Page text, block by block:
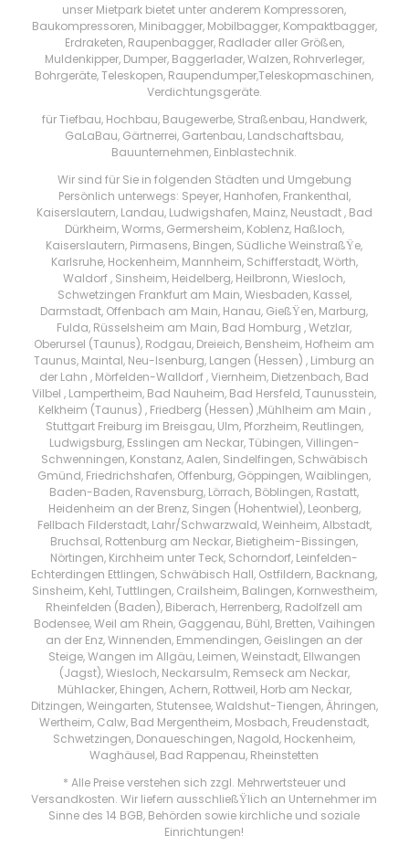
unser Mietpark bietet unter anderem Kompressoren,
Baukompressoren, Minibagger, Mobilbagger, Kompaktbagger,
Erdraketen, Raupenbagger, Radlader aller Größen,
Muldenkipper, Dumper, Baggerlader, Walzen, Rohrverleger,
Bohrgeräte, Teleskopen, Raupendumper,Teleskopmaschinen,
Verdichtungsgeräte.
für Tiefbau, Hochbau, Baugewerbe, Straßenbau, Handwerk,
GaLaBau, Gärtnerrei, Gartenbau, Landschaftsbau,
Bauunternehmen, Einblastechnik.
Wir sind für Sie in folgenden Städten und Umgebung
Persönlich unterwegs: Speyer, Hanhofen, Frankenthal,
Kaiserslautern, Landau, Ludwigshafen, Mainz, Neustadt , Bad
Dürkheim, Worms, Germersheim, Koblenz, Haßloch,
Kaiserslautern, Pirmasens, Bingen, Südliche WeinstraßŸe,
Karlsruhe, Hockenheim, Mannheim, Schifferstadt, Wörth,
Waldorf , Sinsheim, Heidelberg, Heilbronn, Wiesloch,
Schwetzingen Frankfurt am Main, Wiesbaden, Kassel,
Darmstadt, Offenbach am Main, Hanau, GießŸen, Marburg,
Fulda, Rüsselsheim am Main, Bad Homburg , Wetzlar,
Oberursel (Taunus), Rodgau, Dreieich, Bensheim, Hofheim am
Taunus, Maintal, Neu-Isenburg, Langen (Hessen) , Limburg an
der Lahn , Mörfelden-Walldorf , Viernheim, Dietzenbach, Bad
Vilbel , Lampertheim, Bad Nauheim, Bad Hersfeld, Taunusstein,
Kelkheim (Taunus) , Friedberg (Hessen) ,Mühlheim am Main ,
Stuttgart Freiburg im Breisgau, Ulm, Pforzheim, Reutlingen,
Ludwigsburg, Esslingen am Neckar, Tübingen, Villingen-
Schwenningen, Konstanz, Aalen, Sindelfingen, Schwäbisch
Gmünd, Friedrichshafen, Offenburg, Göppingen, Waiblingen,
Baden-Baden, Ravensburg, Lörrach, Böblingen, Rastatt,
Heidenheim an der Brenz, Singen (Hohentwiel), Leonberg,
Fellbach Filderstadt, Lahr/Schwarzwald, Weinheim, Albstadt,
Bruchsal, Rottenburg am Neckar, Bietigheim-Bissingen,
Nörtingen, Kirchheim unter Teck, Schorndorf, Leinfelden-
Echterdingen Ettlingen, Schwäbisch Hall, Ostfildern, Backnang,
Sinsheim, Kehl, Tuttlingen, Crailsheim, Balingen, Kornwestheim,
Rheinfelden (Baden), Biberach, Herrenberg, Radolfzell am
Bodensee, Weil am Rhein, Gaggenau, Bühl, Bretten, Vaihingen
an der Enz, Winnenden, Emmendingen, Geislingen an der
Steige, Wangen im Allgäu, Leimen, Weinstadt, Ellwangen
(Jagst), Wiesloch, Neckarsulm, Remseck am Neckar,
Mühlacker, Ehingen, Achern, Rottweil, Horb am Neckar,
Ditzingen, Weingarten, Stutensee, Waldshut-Tiengen, Ähringen,
Wertheim, Calw, Bad Mergentheim, Mosbach, Freudenstadt,
Schwetzingen, Donaueschingen, Nagold, Hockenheim,
Waghäusel, Bad Rappenau, Rheinstetten
* Alle Preise verstehen sich zzgl. Mehrwertsteuer und
Versandkosten. Wir liefern ausschließŸlich an Unternehmer im
Sinne des 14 BGB, Behörden sowie kirchliche und soziale
Einrichtungen!